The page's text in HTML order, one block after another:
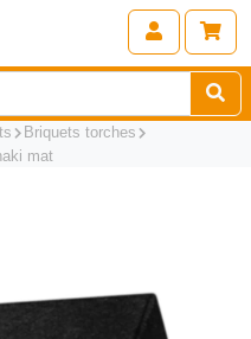
Briquets torches
mat